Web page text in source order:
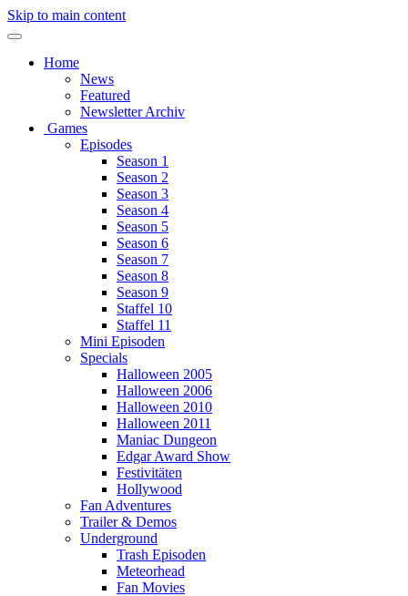
Skip to main content
Home
News
Featured
Newsletter Archiv
Games
Episodes
Season 1
Season 2
Season 3
Season 4
Season 5
Season 6
Season 7
Season 8
Season 9
Staffel 10
Staffel 11
Mini Episoden
Specials
Halloween 2005
Halloween 2006
Halloween 2010
Halloween 2011
Maniac Dungeon
Edgar Award Show
Festivitäten
Hollywood
Fan Adventures
Trailer & Demos
Underground
Trash Episoden
Meteorhead
Fan Movies